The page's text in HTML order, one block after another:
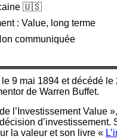
🇺🇸
: Value, long terme
communiquée
9 mai 1894 et décédé
de Warren Buffet.
l’Investissement Value
la valeur et son livre «